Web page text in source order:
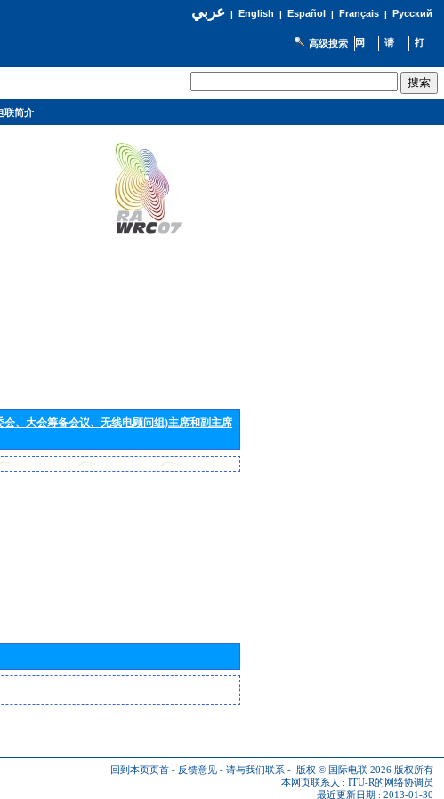
عربي| English | Español | Français| Русский
高级搜索
、大会筹备会议、无线电顾问组)主席和副主席
回到本页页首 - 反馈意见 - 请与我们联系 - 版权 © 国际电联 2026 版权所有
本网页联系人 : ITU-R的网络协调员
最近更新日期 : 2013-01-30
联简介